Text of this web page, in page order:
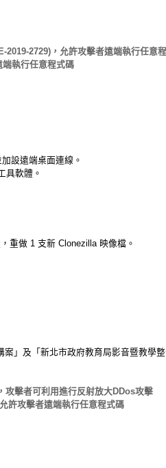
2019-2729)，允許攻擊者遠端執行任意
端執行任意程式碼
設遠端桌面連線。
具軟體。
重做 1 支新 Clonezilla 映像檔。
」及「新北市政府教育局影音暨教學
擊者可利用進行反射放大DDos攻擊
許攻擊者遠端執行任意程式碼